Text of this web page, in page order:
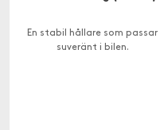
En stabil hållare som passar
suveränt i bilen.